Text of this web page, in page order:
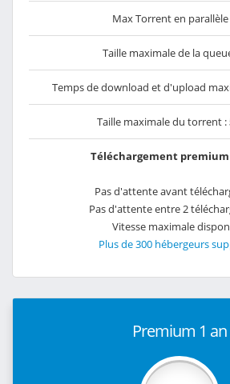
Max Torrent en parallèle
Taille maximale de la
Temps de download et d'upload
Taille maximale du torrent :
Téléchargement
Pas d'attente avant
Pas d'attente entre 2
Vitesse maximale
Plus de 300 hébergeurs
Premium 1 an